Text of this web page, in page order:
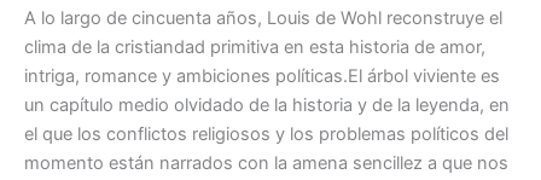
A lo largo de cincuenta años, Louis de Wohl reconstruye el
clima de la cristiandad primitiva en esta historia de amor,
intriga, romance y ambiciones políticas.El árbol viviente es
un capítulo medio olvidado de la historia y de la leyenda, en
el que los conflictos religiosos y los problemas políticos del
momento están narrados con la amena sencillez a que nos